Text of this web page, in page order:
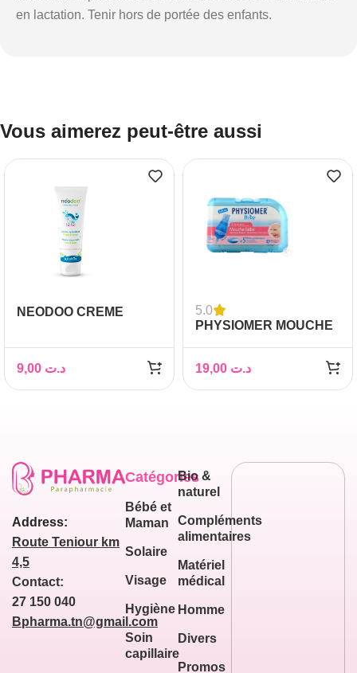
en lactation. Tenir hors de portée des enfants.
Vous aimerez peut-être aussi
NEODOO CREME
د.ت
5.0
PHYSIOMER MOUCHE
ET 5 FILTRES
JETABLES
د.ت
Address:
Route Teniour km
4,5
Contact:
27 150 040
Bpharma.tn@gmail.com
Catégories
Bébé et
Maman
Solaire
Visage
Hygiène
Soin
capillaire
Bio &
naturel
Compléments
alimentaires
Matériel
médical
Homme
Divers
Promos